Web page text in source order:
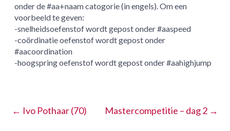
onder de #aa+naam catogorie (in engels). Om een
voorbeeld te geven:
-snelheidsoefenstof wordt gepost onder #aaspeed
-coördinatie oefenstof wordt gepost onder
#aacoordination
-hoogspring oefenstof wordt gepost onder #aahighjump
← Ivo Pothaar (70) Mastercompetitie – dag 2 →